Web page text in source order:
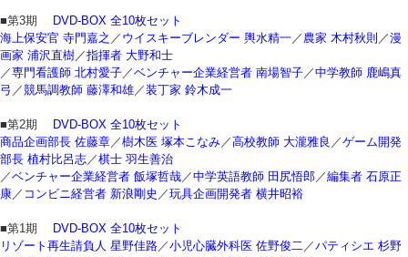
■第3期
DVD-BOX 全10枚セット
海上保安官 寺門嘉之 ／ ウイスキーブレンダー 輿水精一 ／ 農家 木村秋則 ／漫
画家 浦沢直樹 ／指揮者 大野和士
／専門看護師 北村愛子 ／ベンチャー企業経営者 南場智子 ／中学教師 鹿嶋真
弓 ／競馬調教師 藤澤和雄 ／装丁家 鈴木成一
■第2期
DVD-BOX 全10枚セット
商品企画部長 佐藤章 ／樹木医 塚本こなみ ／高校教師 大瀧雅良 ／ゲーム開発
部長 植村比呂志 ／棋士 羽生善治
／ベンチャー企業経営者 飯塚哲哉 ／中学英語教師 田尻悟郎 ／編集者 石原正
康 ／ コンビニ経営者 新浪剛史 ／玩具企画開発者 横井昭裕
■第1期
DVD-BOX 全10枚セット
リゾート再生請負人 星野佳路 ／小児心臓外科医 佐野俊二 ／パティシエ 杉野